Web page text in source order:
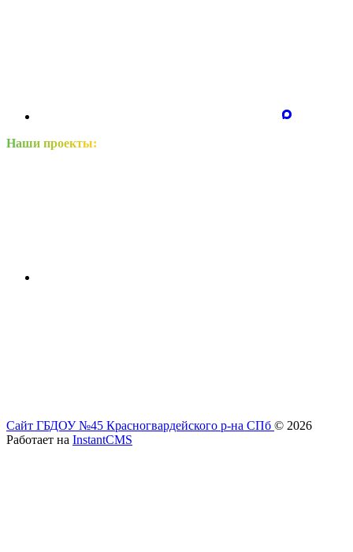
Наши проекты:
Сайт ГБДОУ №45 Красногвардейского р-на СПб © 2026
Работает на InstantCMS